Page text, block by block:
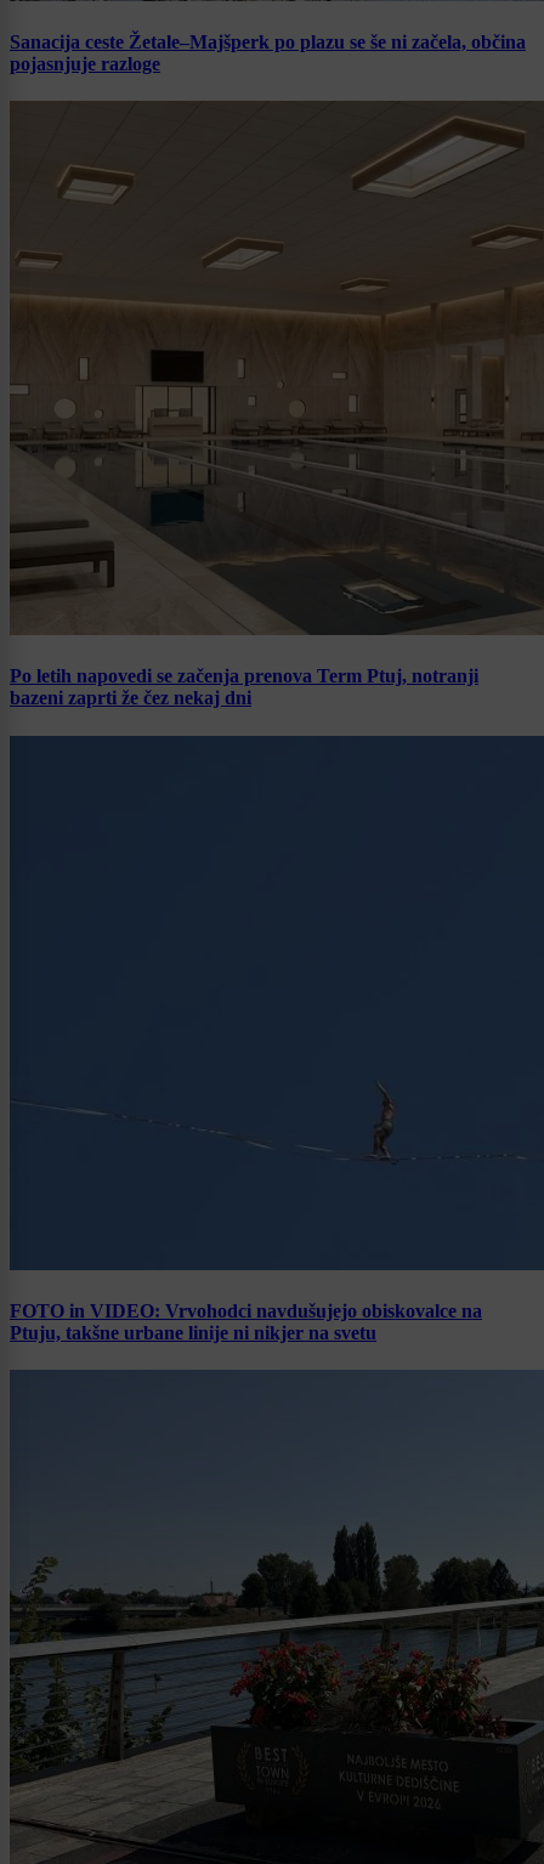
Sanacija ceste Žetale–Majšperk po plazu se še ni začela, občina
pojasnjuje razloge
Po letih napovedi se začenja prenova Term Ptuj, notranji
bazeni zaprti že čez nekaj dni
FOTO in VIDEO: Vrvohodci navdušujejo obiskovalce na
Ptuju, takšne urbane linije ni nikjer na svetu